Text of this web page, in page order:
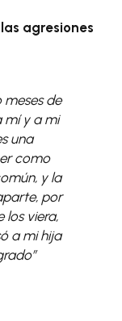
las agresiones
meses de
mí y a mi
una
como
y la
por
los viera,
a mi hija